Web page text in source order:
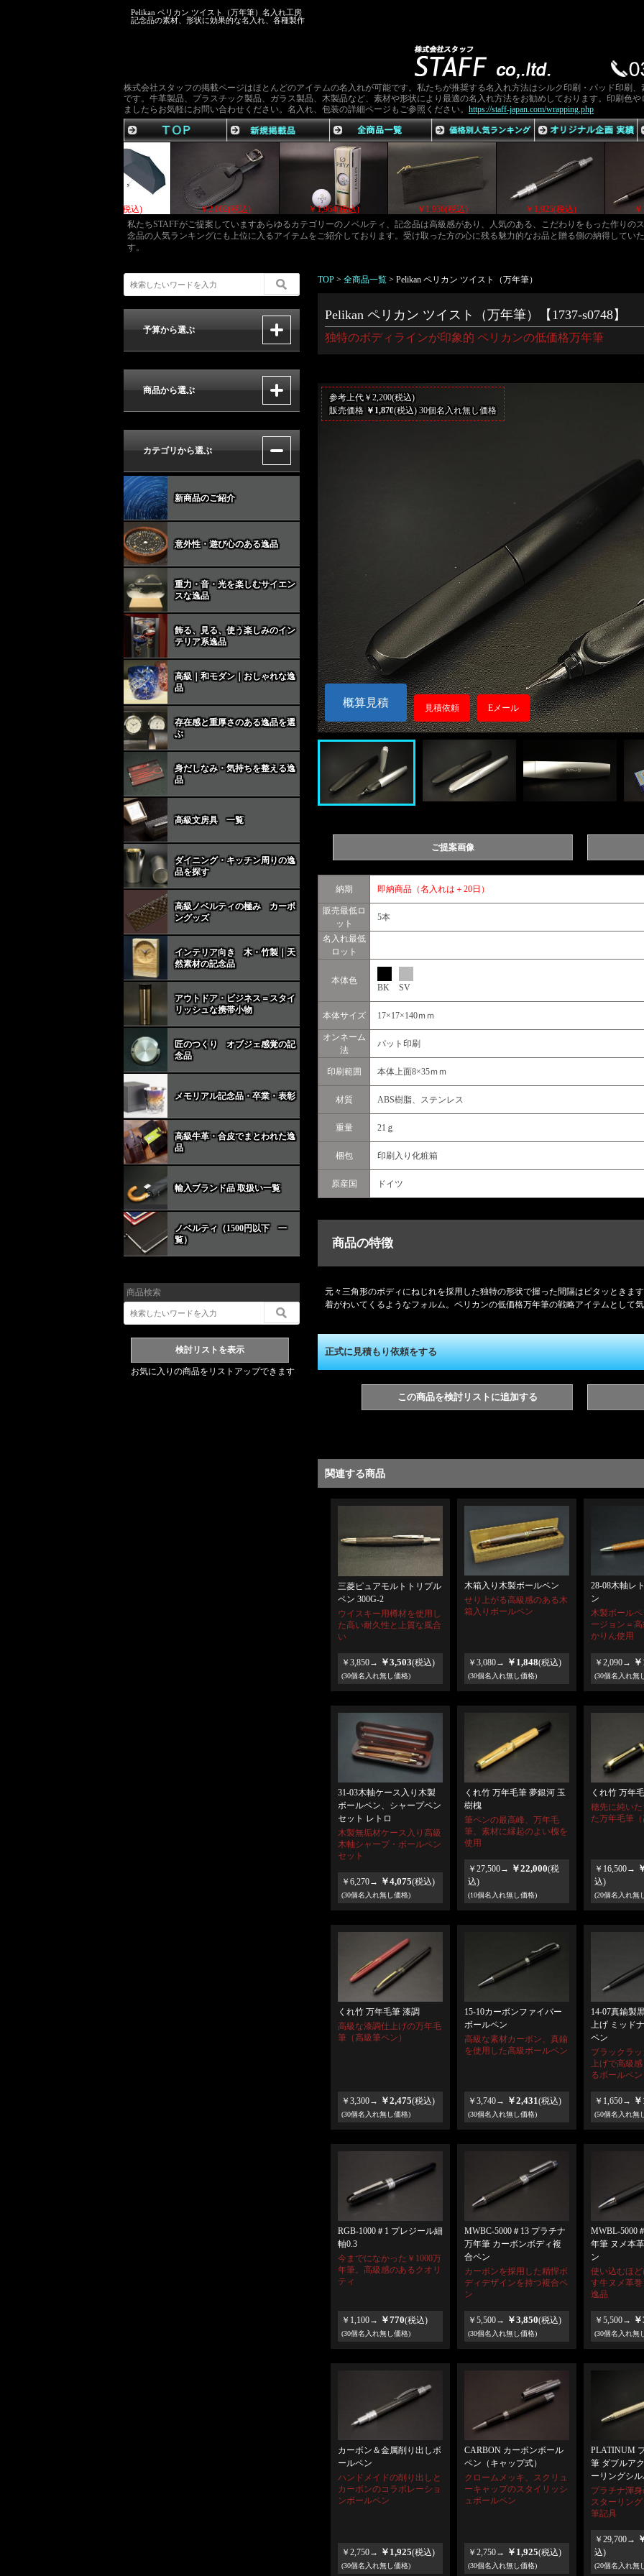
Pelikan ペリカン ツイスト（万年筆）名入れ工房
記念品の素材、形状に効果的な名入れ、各種製作
株式会社スタッフの掲載ページはほとんどのアイテムの名入れが可能です。私たちが推奨する名入れ方法はシルク印刷・パッド印刷
です。牛革製品、プラスチック製品、ガラス製品、木製品など、素材や形状により最適の名入れ方法をお勧めしております。印刷色
ましたらお気軽にお問い合わせください。名入れ、包装の詳細ページもご参照ください。 https://staff-japan.com/wrapping.php
￥2,035(税込)
私たちSTAFFがご提案していますあらゆるカテゴリーのノベルティ、記念品は高級感があり、人気のある、こだわりをもった作りの
念品の人気ランキングにも上位に入るアイテムをご紹介しております。受け取った方の心に残る魅力的なお品と贈る側の納得してい
す。
TOP > 全商品一覧 > Pelikan ペリカン ツイスト（万年筆）
Pelikan ペリカン ツイスト（万年筆）【1737-s0748】
独特のボディラインが印象的 ペリカンの低価格万年筆
参考上代￥2,200(税込)
販売価格 ￥1,870(税込) 30個名入れ無し価格
概算見積 見積依頼 Eメール
ご提案画像
納期 即納商品（名入れは＋20日）
販売最低ロ
ット
5本
名入れ最低
ロット
本体色
BK SV
本体サイズ 17×17×140ｍｍ
オンネーム
法
パット印刷
印刷範囲 本体上面8×35ｍｍ
材質 ABS樹脂、ステンレス
重量 21ｇ
梱包 印刷入り化粧箱
原産国 ドイツ
商品の特徴
元々三角形のボディにねじれを採用した独特の形状で握った間隔はピタッときま
着がわいてくるようなフォルム。ペリカンの低価格万年筆の戦略アイテムとして
正式に見積もり依頼をする
この商品を検討リストに追加する
関連する商品
三菱ピュアモルトトリプル
ペン 300G-2
ウイスキー用樽材を使用し
た高い耐久性と上質な風合
い
￥3,850→ ￥3,503(税込)
(30個名入れ無し価格)
木箱入り木製ボールペン
せり上がる高級感のある木
箱入りボールペン
￥3,080→ ￥1,848(税込)
(30個名入れ無し価格)
28-08木軸レ
ン
木製ボール
ージョン＝
かりん使用
￥2,090→
(30個名入れ無
31-03木軸ケース入り木製
ボールペン、シャープペン
セット レトロ
木製無垢材ケース入り高級
木軸シャープ・ボールペン
セット
￥6,270→ ￥4,075(税込)
(30個名入れ無し価格)
くれ竹 万年毛筆 夢銀河 玉
樹槐
筆ペンの最高峰、万年毛
筆。素材に縁起のよい槐を
使用
￥27,500→ ￥22,000(税
込)
(10個名入れ無し価格)
くれ竹 万年
穂先に純い
た万年毛筆
￥16,500→
込)
(20個名入れ無
くれ竹 万年毛筆 漆調
高級な漆調仕上げの万年毛
筆（高級筆ペン）
￥3,300→ ￥2,475(税込)
(30個名入れ無し価格)
15-10カーボンファイバー
ボールペン
高級な素材カーボン、真鍮
を使用した高級ボールペン
￥3,740→ ￥2,431(税込)
(30個名入れ無し価格)
14-07真鍮製
上げ ミッド
ペン
ブラックラ
上げで高級
るボールペン
￥1,650→
(50個名入れ無
RGB-1000＃1 プレジール細
軸0.3
今までになかった￥1000万
年筆。高級感のあるクオリ
ティ
￥1,100→ ￥770(税込)
(30個名入れ無し価格)
MWBC-5000＃13 プラチナ
万年筆 カーボンボディ複
合ペン
カーボンを採用した精悍ボ
ディデザインを持つ複合ペ
ン
￥5,500→ ￥3,850(税込)
(30個名入れ無し価格)
MWBL-5000
年筆 ヌメ本
ン
使い込むほ
す牛ヌメ革
逸品
￥5,500→
(30個名入れ無
カーボン＆金属削り出しボ
ールペン
ハンドメイドの削り出しと
カーボンのコラボレーショ
ンボールペン
￥2,750→ ￥1,925(税込)
(30個名入れ無し価格)
CARBON カーボンボール
ペン（キャップ式）
クロームメッキ、スクリュ
ーキャップのスタイリッシ
ュボールペン
￥2,750→ ￥1,925(税込)
(30個名入れ無し価格)
PLATINUM
筆 ダブルア
ーリングシ
プラチナ渾
スターリン
筆記具
￥29,700→
込)
(20個名入れ無
予算から選ぶ
商品から選ぶ
カテゴリから選ぶ
新商品のご紹介
意外性・遊び心のある逸品
重力・音・光を楽しむサイエン
スな逸品
飾る、見る、使う楽しみのイン
テリア系逸品
高級｜和モダン｜おしゃれな逸
品
存在感と重厚さのある逸品を選
ぶ
身だしなみ・気持ちを整える逸
品
高級文房具 一覧
ダイニング・キッチン周りの逸
品を探す
高級ノベルティの極み カーボ
ングッズ
インテリア向き 木・竹製｜天
然素材の記念品
アウトドア・ビジネス＝スタイ
リッシュな携帯小物
匠のつくり オブジェ感覚の記
念品
メモリアル記念品・卒業・表彰
高級牛革・合皮でまとわれた逸
品
輸入ブランド品 取扱い一覧
ノベルティ（1500円以下 一
覧）
商品検索
お気に入りの商品をリストアップできます